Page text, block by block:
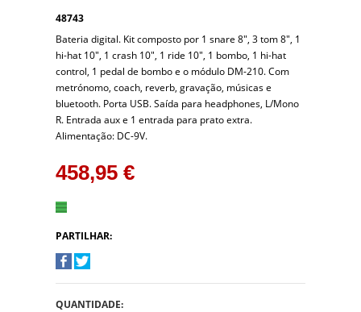
48743
Bateria digital. Kit composto por 1 snare 8", 3 tom 8", 1
hi-hat 10", 1 crash 10", 1 ride 10", 1 bombo, 1 hi-hat
control, 1 pedal de bombo e o módulo DM-210. Com
metrónomo, coach, reverb, gravação, músicas e
bluetooth. Porta USB. Saída para headphones, L/Mono
R. Entrada aux e 1 entrada para prato extra.
Alimentação: DC-9V.
458,95 €
PARTILHAR:
QUANTIDADE: